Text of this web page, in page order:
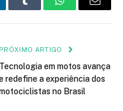
Tumblr WhatsAppEmail
PRÓXIMO ARTIGO
Tecnologia em motos avança
redefine a experiência dos
no Brasil